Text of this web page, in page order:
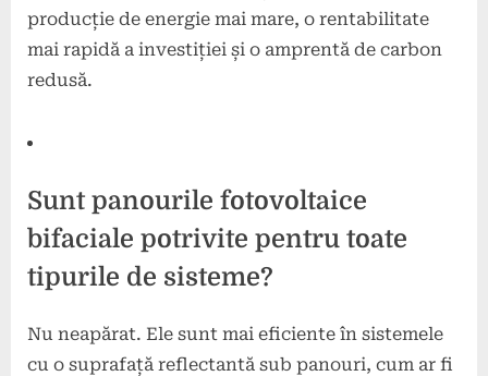
producție de energie mai mare, o rentabilitate
mai rapidă a investiției și o amprentă de carbon
redusă.
Sunt panourile fotovoltaice
bifaciale potrivite pentru toate
tipurile de sisteme?
Nu neapărat. Ele sunt mai eficiente în sistemele
cu o suprafață reflectantă sub panouri, cum ar fi